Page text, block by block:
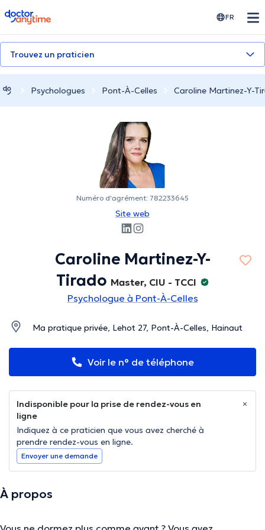
doctoranytime FR
Trouvez un praticien
Psychologues Pont-À-Celles Caroline Martinez-Y-
Numéro d'agrément: 782233645
Site web
Caroline Martinez-Y-
Tirado Master, CIU - TCCI
Psychologue à Pont-À-Celles
Ma pratique privée, Lehot 27, Pont-À-Celles, Hainaut
Voir le n° de téléphone
Indisponible pour la prise de rendez-vous en
ligne
Indiquez à ce praticien que vous avez cherché à
prendre rendez-vous en ligne.
Envoyer une demande
À propos